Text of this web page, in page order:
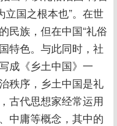
立国之根本也”。在世
民族，但在中国“礼俗
特色。与此同时，社
成《乡土中国》一
秩序，乡土中国是礼
古代思想家经常运用
中庸等概念，其中的